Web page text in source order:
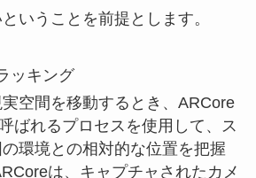
いうことを前提とします。
ッキング
空間を移動するとき、ARCore
ばれるプロセスを使用して、ス
環境との相対的な位置を把握
は、キャプチャされたカメ